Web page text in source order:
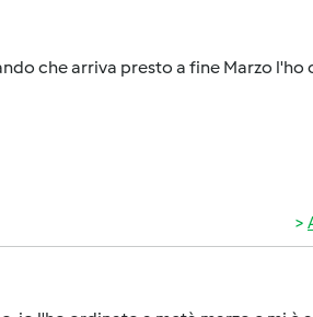
che arriva presto a fine Marzo